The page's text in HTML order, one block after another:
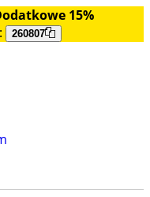
15%
260807